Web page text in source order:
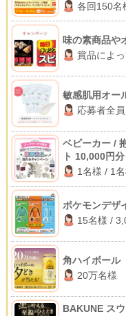
各回150名
味の素商品や
賞品によ
敏感肌用オー
応募者全員
ベビーカー /
ト 10,000円
1名様 / 1
ポケモンデザ
15名様 /
角ハイボール
20万名様
BAKUNE ス